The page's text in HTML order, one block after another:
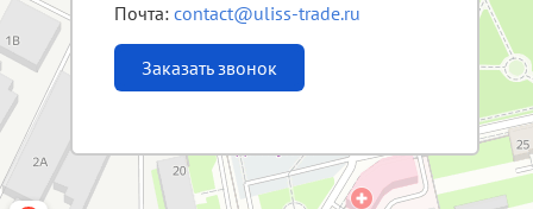
Почта:contact@uliss-trade.ru
Заказать звонок